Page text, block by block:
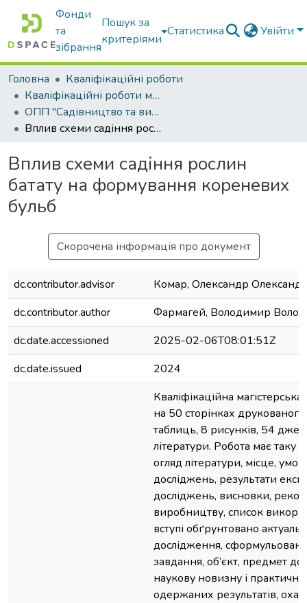
Фонди
та
зібрання
Пошук за
критеріями
Статистика Увійти
Головна
Кваліфікаційні роботи
Кваліфікаційні роботи магістрів
ОПП "Садівництво та виноградарство"
Вплив схеми садіння рослин батату на формування кореневих бульб
Вплив схеми садіння рослин
батату на формування кореневих
бульб
Скорочена інформація про документ
dc.contributor.advisor
Комар, Олександр
dc.contributor.author
Фармагей, Володимир
dc.date.accessioned
2025-02-06T08:01:51Z
dc.date.issued
2024
Кваліфікаційна
на 50 сторінках друкованого
таблиць, 8 рисунків, 54
літератури. Робота має таку
огляд літератури, місце,
досліджень, результати
досліджень, висновки,
виробництву, список
вступі обґрунтовано
дослідження,
завдання, об’єкт, предмет
наукову новизну і
одержаних результатів,